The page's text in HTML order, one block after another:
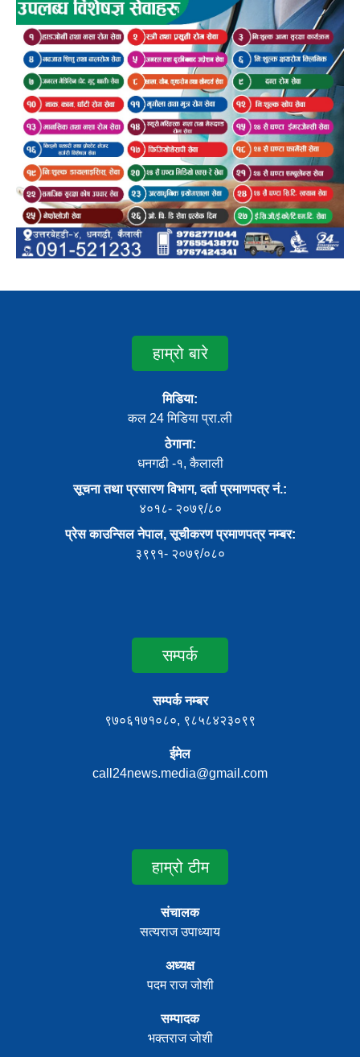
हाम्रो बारे
मिडिया:
कल 24 मिडिया प्रा.ली
ठेगाना:
धनगढी -१, कैलाली
सूचना तथा प्रसारण विभाग, दर्ता प्रमाणपत्र नं.:
४०१८- २०७९/८०
प्रेस काउन्सिल नेपाल, सूचीकरण प्रमाणपत्र नम्बर:
३९९१- २०७९/०८०
सम्पर्क
सम्पर्क नम्बर
९७०६१७१०८०, ९८५८४२३०९९
ईमेल
call24news.media@gmail.com
हाम्रो टीम
संचालक
सत्यराज उपाध्याय
अध्यक्ष
पदम राज जोशी
सम्पादक
भक्तराज जोशी